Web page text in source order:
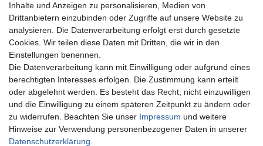
Sie erreichen uns unter:
+49 (0)681 5846576
Montag bis Freitag
10.30 - 14.00 Uhr
Inhalte und Anzeigen zu personalisieren, Medien von
Drittanbietern einzubinden oder Zugriffe auf unsere Website zu
analysieren. Die Datenverarbeitung erfolgt erst durch gesetzte
Cookies. Wir teilen diese Daten mit Dritten, die wir in den
Einstellungen benennen.
Die Datenverarbeitung kann mit Einwilligung oder aufgrund eines
berechtigten Interesses erfolgen. Die Zustimmung kann erteilt
oder abgelehnt werden. Es besteht das Recht, nicht einzuwilligen
und die Einwilligung zu einem späteren Zeitpunkt zu ändern oder
zu widerrufen. Beachten Sie unser Impressum und weitere
Hinweise zur Verwendung personenbezogener Daten in unserer
Daten­schutz­erklärung